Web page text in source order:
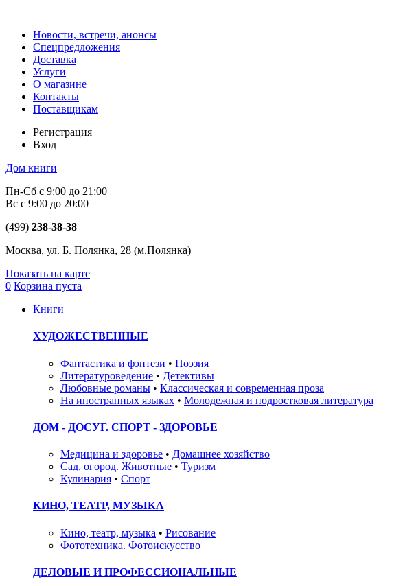
Новости, встречи, анонсы
Спецпредложения
Доставка
Услуги
О магазине
Контакты
Поставщикам
Регистрация
Вход
Дом книги
Пн-Сб с 9:00 до 21:00
Вс с 9:00 до 20:00
(499) 238-38-38
Москва, ул. Б. Полянка, 28 (м.Полянка)
Показать на карте
0 Корзина пуста
Книги
ХУДОЖЕСТВЕННЫЕ
Фантастика и фэнтези • Поэзия
Литературоведение • Детективы
Любовные романы • Классическая и современная проза
На иностранных языках • Молодежная и подростковая литература
ДОМ - ДОСУГ. СПОРТ - ЗДОРОВЬЕ
Медицина и здоровье • Домашнее хозяйство
Сад, огород. Животные • Туризм
Кулинария • Спорт
КИНО, ТЕАТР, МУЗЫКА
Кино, театр, музыка • Рисование
Фототехника. Фотоискусство
ДЕЛОВЫЕ И ПРОФЕССИОНАЛЬНЫЕ